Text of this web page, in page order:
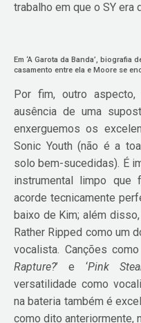
trabalho em que o SY era
Em ‘A Garota da Banda’,
casamento entre ela e Moore se
Por fim, outro
ausência de uma
enxerguemos os
Sonic Youth (não é a
solo bem-sucedidas). É
instrumental limpo que
acorde tecnicamente
baixo de Kim; além
Rather Ripped como um
vocalista. Canções como
Rapture?’ e ‘Pink
versatilidade como
na bateria também é
como dito anteriormente,